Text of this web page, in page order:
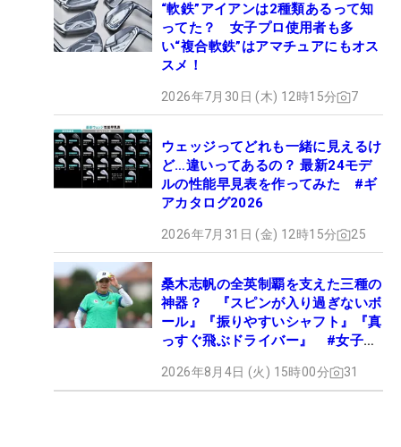
“軟鉄”アイアンは2種類あるって知
ってた？ 女子プロ使用者も多
い“複合軟鉄”はアマチュアにもオス
スメ！
2026年7月30日 (木) 12時15分 7
ウェッジってどれも一緒に見えるけ
ど…違いってあるの？ 最新24モデ
ルの性能早見表を作ってみた #ギ
アカタログ2026
2026年7月31日 (金) 12時15分 25
桑木志帆の全英制覇を支えた三種の
神器？ 『スピンが入り過ぎないボ
ール』『振りやすいシャフト』『真
っすぐ飛ぶドライバー』 #女子プ
2026年8月4日 (火) 15時00分 31